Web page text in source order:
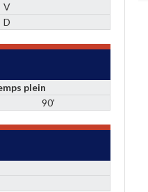
V
D
plein
90'